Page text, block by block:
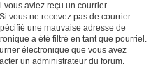
vous aviez reçu un courrier
vous ne recevez pas de courrier
une mauvaise adresse de
a été filtré en tant que pourriel.
électronique que vous avez
un administrateur du forum.